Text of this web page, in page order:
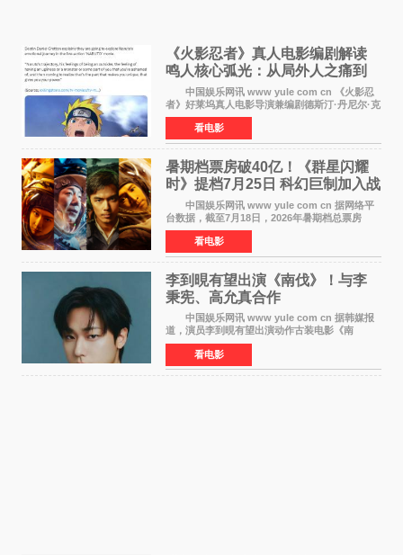
《火影忍者》真人电影编剧解读
鸣人核心弧光：从局外人之痛到
自我觉醒
中国娱乐网讯 www yule com cn 《火影忍
者》好莱坞真人电影导演兼编剧德斯汀·丹尼尔·克
雷顿近日在采访中分享了对主角鸣人成长弧光的
理解，透露电影将深入探索鸣人作为局外人的情
感历程。
看电影
暑期档票房破40亿！《群星闪耀
时》提档7月25日 科幻巨制加入战
中国娱乐网讯 www yule com cn 据网络平
台数据，截至7月18日，2026年暑期档总票房
（含预售）已正式突破40亿元大关，年度总票房
也随之逼近197亿元。超百部中外佳片同台竞技，
点燃了盛夏的电
看电影
李到晛有望出演《南伐》！与李
秉宪、高允真合作
中国娱乐网讯 www yule com cn 据韩媒报
道，演员李到晛有望出演动作古装电影《南
伐》，与李秉宪、高允真合作，引发关注。
该片为动作古装片，讲述朝鲜初期，为了解救被
倭寇绑走的俘虏，9
看电影